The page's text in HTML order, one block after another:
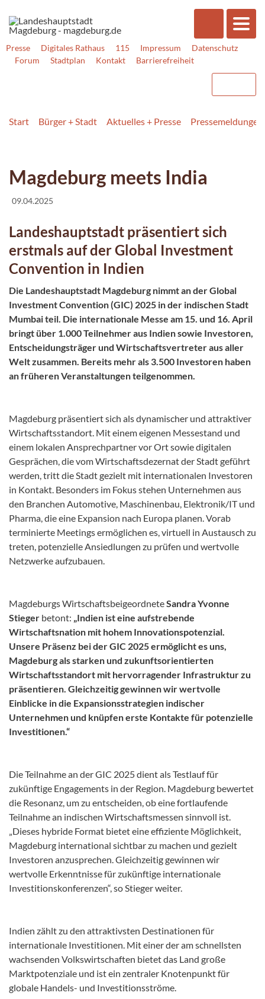
Presse Digitales Rathaus 115 Impressum
Datenschutz
Forum
Stadtplan Kontakt Barrierefreiheit
Start Bürger + Stadt Aktuelles + Presse Pressemeldungen
Magdeburg meets India
09.04.2025
Landeshauptstadt präsentiert sich
erstmals auf der Global Investment
Convention in Indien
Die Landeshauptstadt Magdeburg nimmt an der Global
Investment Convention (GIC) 2025 in der indischen Stadt
Mumbai teil. Die internationale Messe am 15. und 16. April
bringt über 1.000 Teilnehmer aus Indien sowie Investoren,
Entscheidungsträger und Wirtschaftsvertreter aus aller
Welt zusammen. Bereits mehr als 3.500 Investoren haben
an früheren Veranstaltungen teilgenommen.
Magdeburg präsentiert sich als dynamischer und attraktiver
Wirtschaftsstandort. Mit einem eigenen Messestand und
einem lokalen Ansprechpartner vor Ort sowie digitalen
Gesprächen, die vom Wirtschaftsdezernat der Stadt geführt
werden, tritt die Stadt gezielt mit internationalen Investoren
in Kontakt. Besonders im Fokus stehen Unternehmen aus
den Branchen Automotive, Maschinenbau, Elektronik/IT und
Pharma, die eine Expansion nach Europa planen. Vorab
terminierte Meetings ermöglichen es, virtuell in Austausch zu
treten, potenzielle Ansiedlungen zu prüfen und wertvolle
Netzwerke aufzubauen.
Magdeburgs WirtschaftsbeigeordneteSandra Yvonne
Stieger betont: „Indien ist eine aufstrebende
Wirtschaftsnation mit hohem Innovationspotenzial.
Unsere Präsenz bei der GIC 2025 ermöglicht es uns,
Magdeburg als starken und zukunftsorientierten
Wirtschaftsstandort mit hervorragender Infrastruktur zu
präsentieren. Gleichzeitig gewinnen wir wertvolle
Einblicke in die Expansionsstrategien indischer
Unternehmen und knüpfen erste Kontakte für potenzielle
Investitionen.“
Die Teilnahme an der GIC 2025 dient als Testlauf für
zukünftige Engagements in der Region. Magdeburg bewertet
die Resonanz, um zu entscheiden, ob eine fortlaufende
Teilnahme an indischen Wirtschaftsmessen sinnvoll ist.
„Dieses hybride Format bietet eine effiziente Möglichkeit,
Magdeburg international sichtbar zu machen und gezielt
Investoren anzusprechen. Gleichzeitig gewinnen wir
wertvolle Erkenntnisse für zukünftige internationale
Investitionskonferenzen“, so Stieger weiter.
Indien zählt zu den attraktivsten Destinationen für
internationale Investitionen. Mit einer der am schnellsten
wachsenden Volkswirtschaften bietet das Land große
Marktpotenziale und ist ein zentraler Knotenpunkt für
globale Handels- und Investitionsströme.